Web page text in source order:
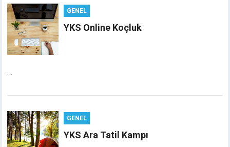
GENEL
YKS Online Koçluk
…
GENEL
YKS Ara Tatil Kampı